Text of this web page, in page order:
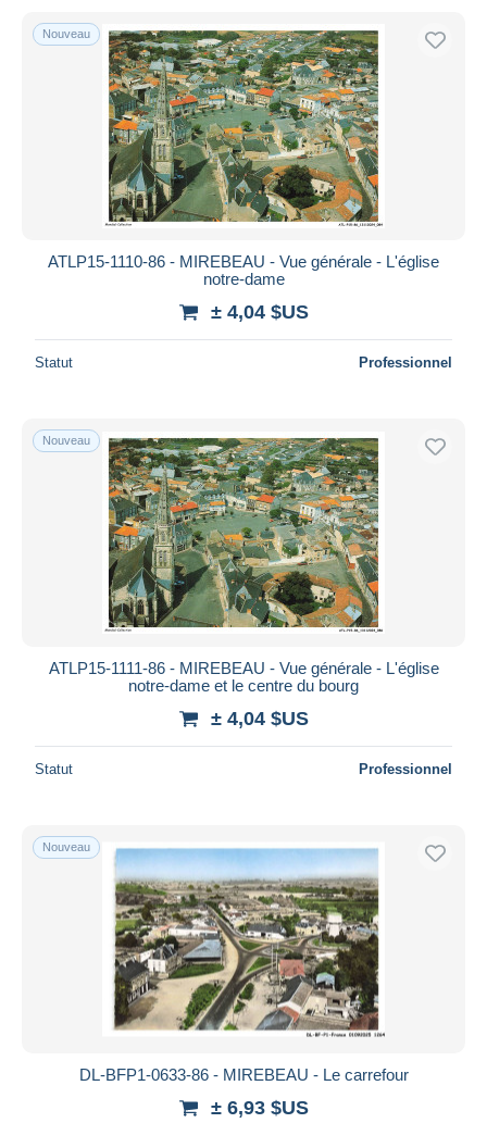
Nouveau
ATLP15-1110-86 - MIREBEAU - Vue générale - L'église
notre-dame
± 4,04 $US
Statut Professionnel
Nouveau
ATLP15-1111-86 - MIREBEAU - Vue générale - L'église
notre-dame et le centre du bourg
± 4,04 $US
Statut Professionnel
Nouveau
DL-BFP1-0633-86 - MIREBEAU - Le carrefour
± 6,93 $US